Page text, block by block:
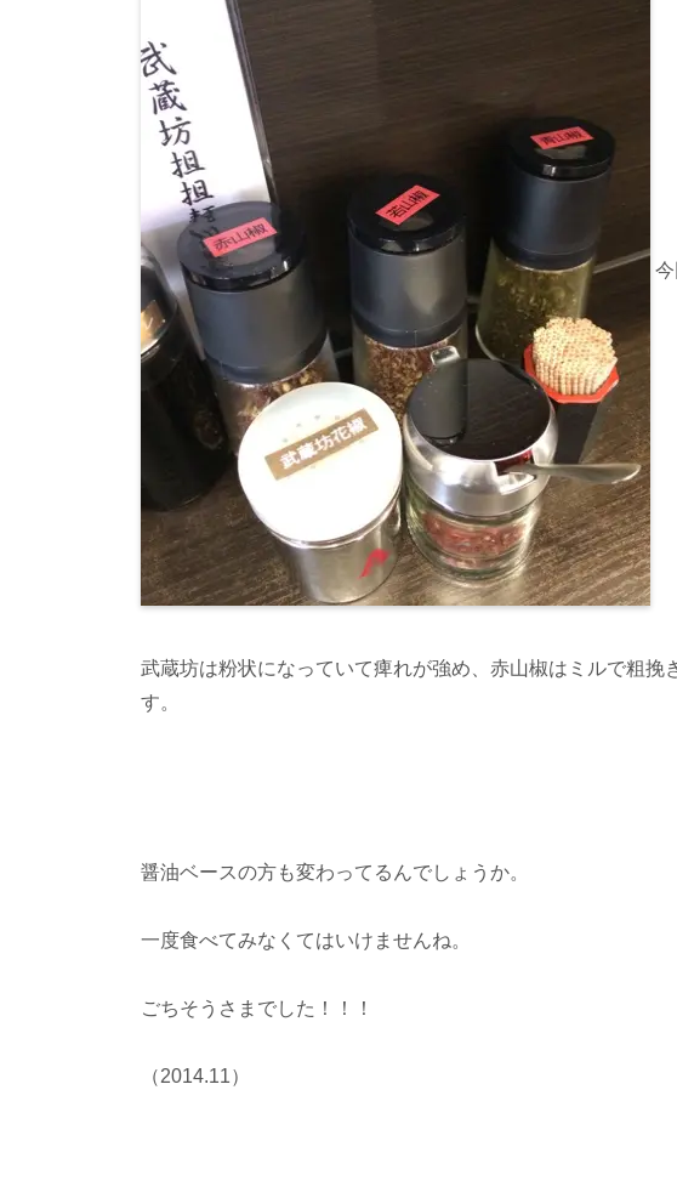
武蔵坊は粉状になっていて痺れが強め、赤山椒はミルで粗挽
す。
醤油ベースの方も変わってるんでしょうか。
一度食べてみなくてはいけませんね。
ごちそうさまでした！！！
（2014.11）